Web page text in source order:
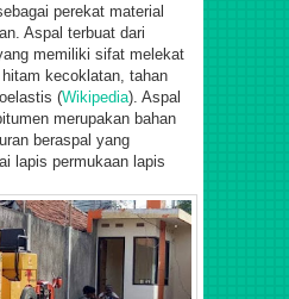
perekat material
Aspal terbuat dari
memiliki sifat melekat
kecoklatan, tahan
(Wikipedia). Aspal
merupakan bahan
beraspal yang
lapis permukaan lapis